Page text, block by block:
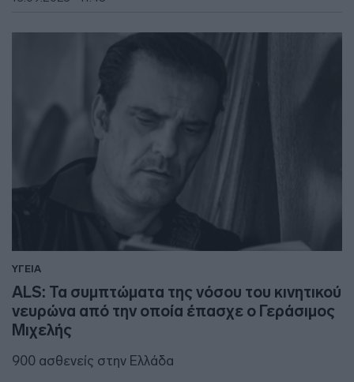
ΥΓΕΙΑ
ALS: Τα συμπτώματα της νόσου του κινητικού
νευρώνα από την οποία έπασχε ο Γεράσιμος
Μιχελής
900 ασθενείς στην Ελλάδα